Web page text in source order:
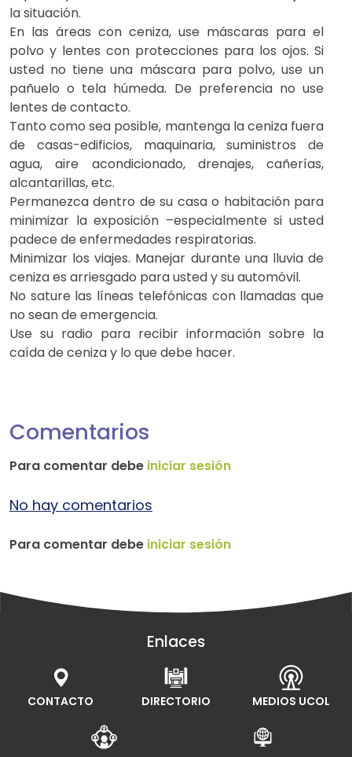
la situación.
En las áreas con ceniza, use máscaras para el
polvo y lentes con protecciones para los ojos. Si
usted no tiene una máscara para polvo, use un
pañuelo o tela húmeda. De preferencia no use
lentes de contacto.
Tanto como sea posible, mantenga la ceniza fuera
de casas-edificios, maquinaria, suministros de
agua, aire acondicionado, drenajes, cañerías,
alcantarillas, etc.
Permanezca dentro de su casa o habitación para
minimizar la exposición –especialmente si usted
padece de enfermedades respiratorias.
Minimizar los viajes. Manejar durante una lluvia de
ceniza es arriesgado para usted y su automóvil.
No sature las líneas telefónicas con llamadas que
no sean de emergencia.
Use su radio para recibir información sobre la
caída de ceniza y lo que debe hacer.
Comentarios
Para comentar debe iniciar sesión
No hay comentarios
Para comentar debe iniciar sesión
Enlaces
CONTACTO DIRECTORIO MEDIOS UCOL